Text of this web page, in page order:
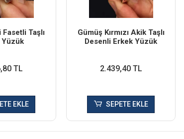
Taşlı
Yüzük
TL
EKLE
Gümüş Kırmızı Akik Taşlı
Desenli Erkek Yüzük
2.439,40 TL
SEPETE EKLE